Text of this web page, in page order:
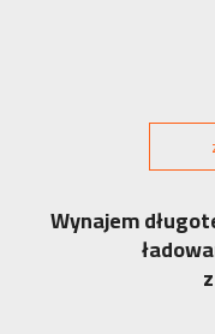
Wynajem